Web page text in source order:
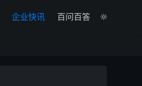

企业快讯 百问百答